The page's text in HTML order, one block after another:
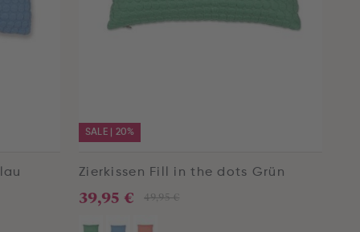
SALE | 20%
Zierkissen Fill in the dots Grün
49,95 €
39,95 €